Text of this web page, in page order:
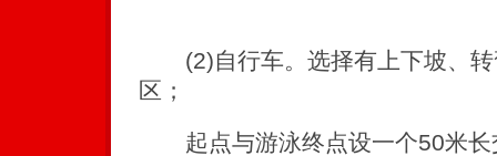
(2)自行车。选择有上下坡、转
区；
起点与游泳终点设一个50米长